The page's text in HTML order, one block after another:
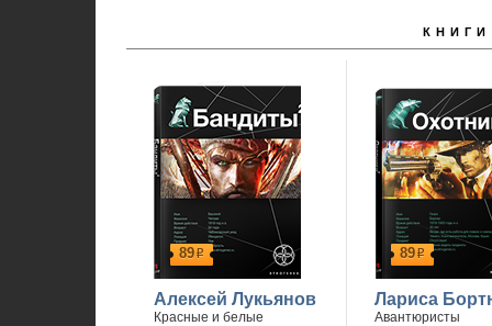
КНИГИ
89р
Алексей Лукьянов
Красные и белые
89р
Лариса
Авантюристы